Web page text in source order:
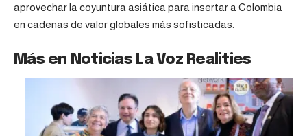
aprovechar la coyuntura asiática para insertar a Colombia
en cadenas de valor globales más sofisticadas.
Más en Noticias La Voz Realities